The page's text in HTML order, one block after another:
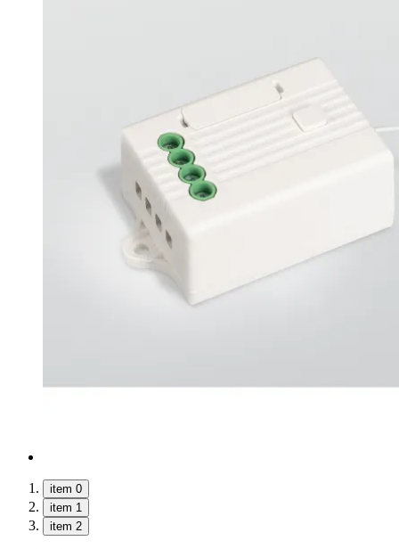
item 0
item 1
item 2